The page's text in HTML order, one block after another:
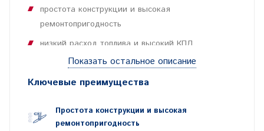
простота конструкции и высокая
ремонтопригодность
низкий расход топлива и высокий КПД
Показать остальное описание
Ключевые преимущества
Простота конструкции и высокая
ремонтопригодность